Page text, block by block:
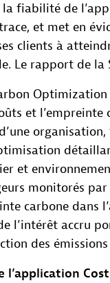
fiabilité de
et met en
clients à
Le rapport de la
et l’empreinte
et
monitorés par
carbone dans
l’intérêt accru
des émissions
l’application